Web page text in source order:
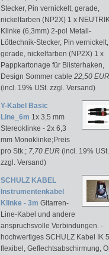
Stecker, Pin vernickelt, gerade,
nickelfarben (NP2X) 1 x
Klinke (6,3mm) 2-pol Metall-
Löttechnik-Stecker, Pin vernickelt,
gerade, nickelfarben (NP2X) 1 x
Pappkartonage für Blisterhaken,
Design Sommer cable 22,50 EUR
(incl. 19% USt. zzgl. Versand)
Y-Kabel Basic
Line_6m 1x 3,5 mm
Stereoklinke - 2x 6,3
mm Monoklinke;Preis
pro Stk.; 7,70 EUR (incl. 19% USt.
zzgl. Versand)
SCHULZ KABEL
Instrumentenkabel
Klinke - 3m Gitarren-
Line-Kabel und andere
anspruchsvolle Verbindungen. -
hochwertiges SCHULZ Kabel IK
flexibel, Geflechtsabschirmung,